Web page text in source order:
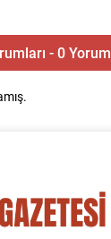
- 0 Yorum